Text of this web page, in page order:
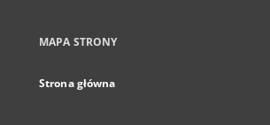
MAPA STRONY
Strona główna